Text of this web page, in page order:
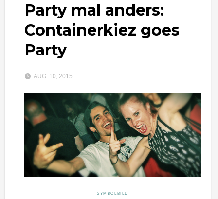
Party mal anders:
Containerkiez goes
Party
AUG. 10, 2015
SYMBOLBILD